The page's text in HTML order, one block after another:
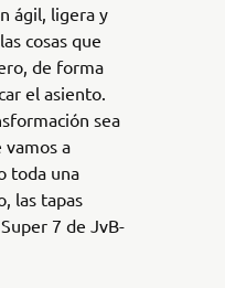
ágil, ligera y
cosas que
de forma
el asiento.
sea
a
toda una
las tapas
7 de JvB-